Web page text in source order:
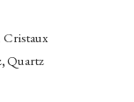
Cristaux
,Quartz